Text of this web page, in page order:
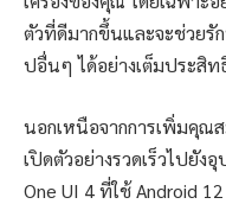
ตัวที่ดีมากขึ้นและจะช่วย
ปอื่นๆ ได้อย่างเต็มประสิ
นอกเหนือจากการเพิ่มคุณ
เปิดตัวอย่างรวดเร็วไปยัง
One UI 4 ที่ใช้ Android